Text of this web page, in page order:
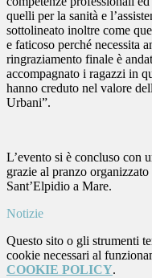
quelli per la sanità e
sottolineato inoltre come
e faticoso perché necessita
ringraziamento finale è
accompagnato i ragazzi in
hanno creduto nel valore
Urbani”.
L’evento si è concluso con
grazie al pranzo
Sant’Elpidio a Mare.
Notizie
Questo sito o gli strumenti
cookie necessari al
COOKIE POLICY.